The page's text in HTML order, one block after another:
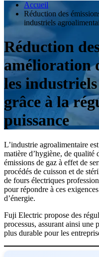
Accueil
Réduction des
industriels
Réduction
amélioration
les
grâce à la
puissance
L’industrie agroalimentaire
matière d’hygiène, de qualité
émissions de gaz à effet de
procédés de cuisson et de
de fours électriques
pour répondre à ces
d’énergie.
Fuji Electric propose des
processus, assurant ainsi
plus durable pour les